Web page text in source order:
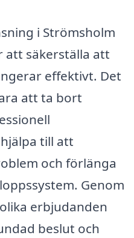
i Strömsholm
att säkerställa att
effektivt. Det
att ta bort
till att
och förlänga
Genom
erbjudanden
beslut och